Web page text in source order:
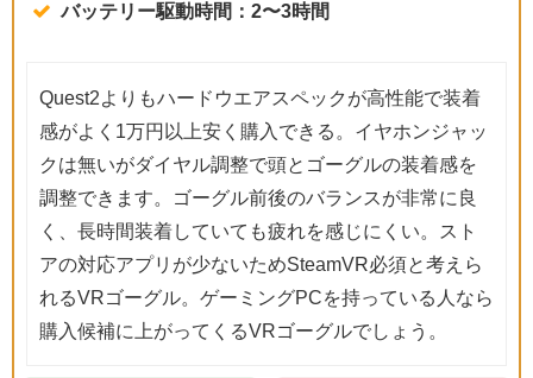
バッテリー駆動時間：2〜3時間
Quest2よりもハードウエアスペックが高性能で装着
感がよく1万円以上安く購入できる。イヤホンジャッ
クは無いがダイヤル調整で頭とゴーグルの装着感を
調整できます。ゴーグル前後のバランスが非常に良
く、長時間装着していても疲れを感じにくい。スト
アの対応アプリが少ないためSteamVR必須と考えら
れるVRゴーグル。ゲーミングPCを持っている人なら
購入候補に上がってくるVRゴーグルでしょう。